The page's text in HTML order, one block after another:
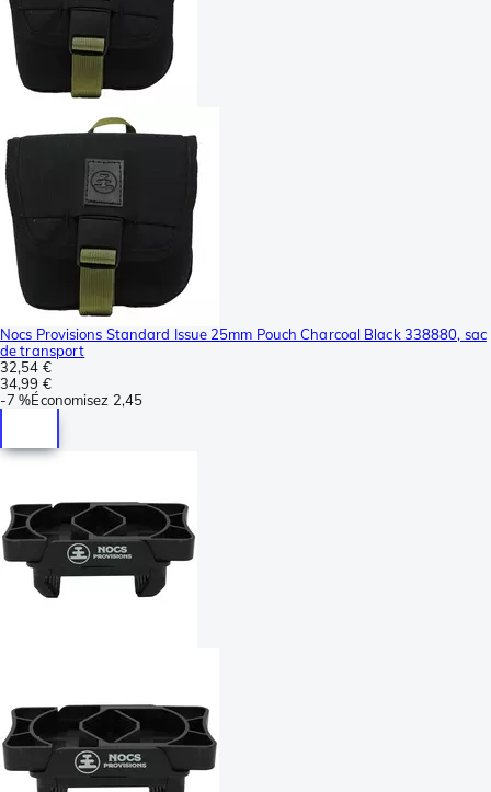
Nocs Provisions Standard Issue 25mm Pouch Charcoal Black 338880, sac
de transport
32,54 €
34,99 €
-7 %Économisez 2,45